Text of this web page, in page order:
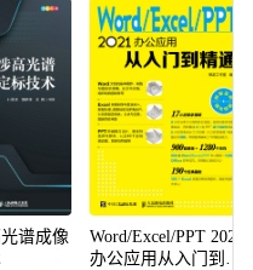
谱成像
Word/Excel/PPT 2021
办公应用从入门到精